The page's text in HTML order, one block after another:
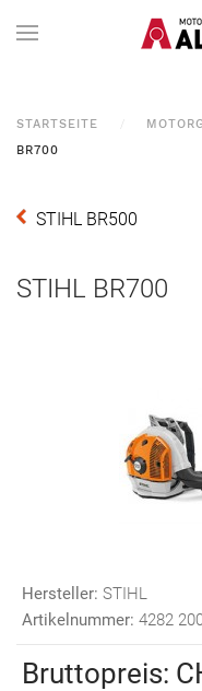
STARTSEITE
BR700
STIHL BR500
STIHL BR700
Hersteller: STIHL
Artikelnummer: 4282
Bruttopreis: